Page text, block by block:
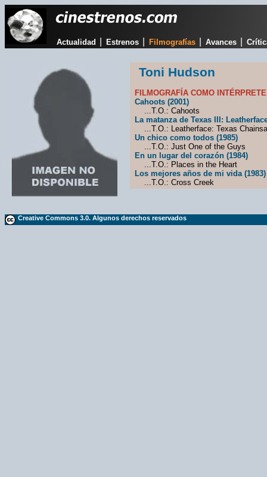
Actualidad Estrenos Filmografías Avances
Toni Hudson
FILMOGRAFÍA COMO
Cahoots (2001)
...T.O.: Cahoots
La matanza de Texas III:
...T.O.: Leatherface: Texas
Un chico como todos (1985)
...T.O.: Just One of the Guys
En un lugar del corazón (1984)
...T.O.: Places in the Heart
Los mejores años de mi vida (1983)
...T.O.: Cross Creek
Creative Commons 3.0. Algunos derechos reservados